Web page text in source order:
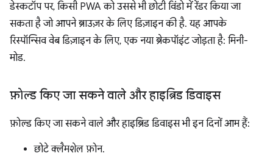
डेस्कटॉप पर, किसी PWA को उससे भी छोटी विंडो में रेंडर किया जा
सकता है जो आपने ब्राउज़र के लिए डिज़ाइन की है. यह आपके
रिस्पॉन्सिव वेब डिज़ाइन के लिए, एक नया ब्रेकपॉइंट जोड़ता है: मिनी-
मोड.
फ़ोल्ड किए जा सकने वाले और हाइब्रिड डिवाइस
फ़ोल्ड किए जा सकने वाले और हाइब्रिड डिवाइस भी इन दिनों आम हैं:
छोटे क्लैमशेल फ़ोन.